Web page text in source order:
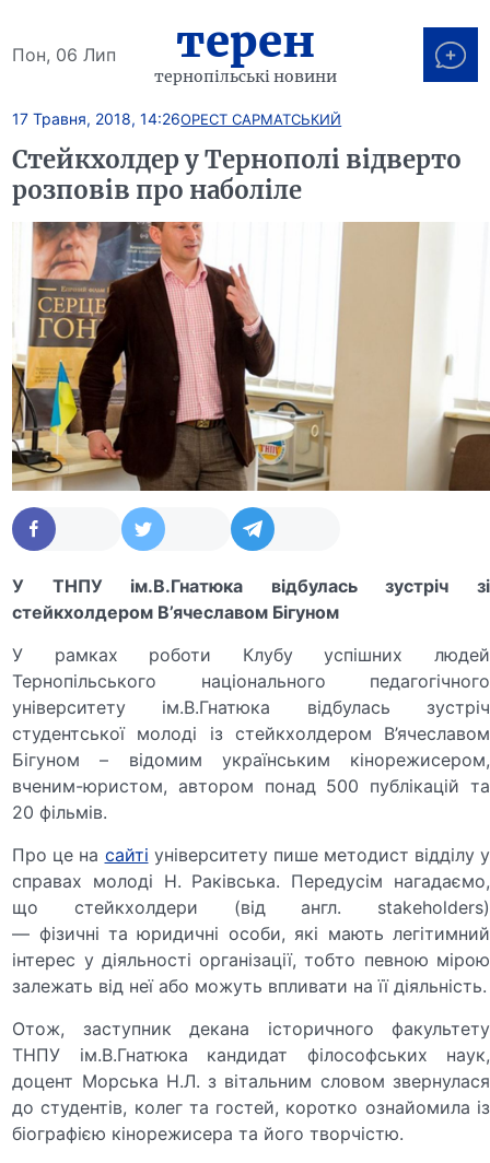
Пон, 06 Лип терен
тернопільські новини
17 Травня, 2018, 14:26ОРЕСТ САРМАТСЬКИЙ
Стейкхолдер у Тернополі відверто
розповів про наболіле
У ТНПУ ім.В.Гнатюка відбулась зустріч зі
стейкхолдером В’ячеславом Бігуном
У рамках роботи Клубу успішних людей
Тернопільського національного педагогічного
університету ім.В.Гнатюка відбулась зустріч
студентської молоді із стейкхолдером В’ячеславом
Бігуном – відомим українським кінорежисером,
вченим-юристом, автором понад 500 публікацій та
20 фільмів.
Про це на сайті університету пише методист відділу у
справах молоді Н. Раківська. Передусім нагадаємо,
що стейкхолдери (від англ. stakeholders)
— фізичні та юридичні особи, які мають легітимний
інтерес у діяльності організації, тобто певною мірою
залежать від неї або можуть впливати на її діяльність.
Отож, заступник декана історичного факультету
ТНПУ ім.В.Гнатюка кандидат філософських наук,
доцент Морська Н.Л. з вітальним словом звернулася
до студентів, колег та гостей, коротко ознайомила із
біографією кінорежисера та його творчістю.